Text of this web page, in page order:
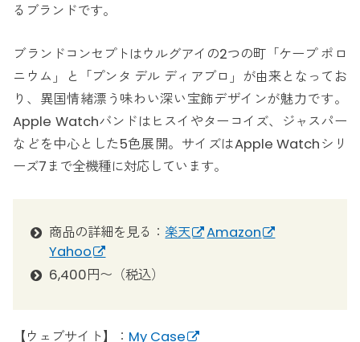
るブランドです。
ブランドコンセプトはウルグアイの2つの町「ケープ ポロ
ニウム」と「プンタ デル ディアブロ」が由来となってお
り、異国情緒漂う味わい深い宝飾デザインが魅力です。
Apple Watchバンドはヒスイやターコイズ、ジャスパー
などを中心とした5色展開。サイズはApple Watchシリ
ーズ7まで全機種に対応しています。
商品の詳細を見る： 楽天
Amazon
Yahoo
6,400円〜（税込）
【ウェブサイト】： My Case